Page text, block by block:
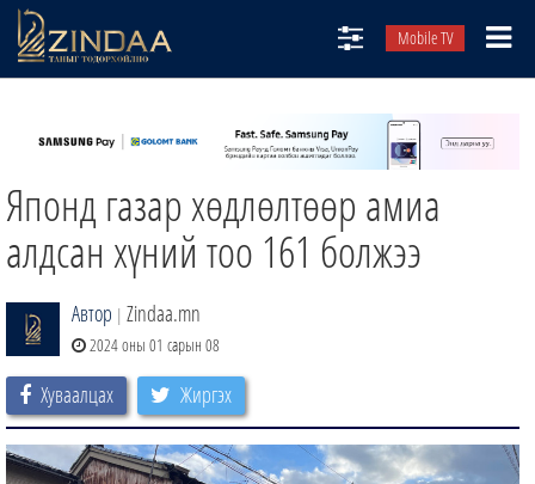
Mobile TV
ТВ8
ӨГЛӨӨНИЙ СОНИН
АУДИО ЗОХИОЛ
ЗИНДАА СЭТГҮҮЛ
Японд газар хөдлөлтөөр амиа
алдсан хүний тоо 161 болжээ
Автор | Zindaa.mn
2024 оны 01 сарын 08
Хуваалцах Жиргэх